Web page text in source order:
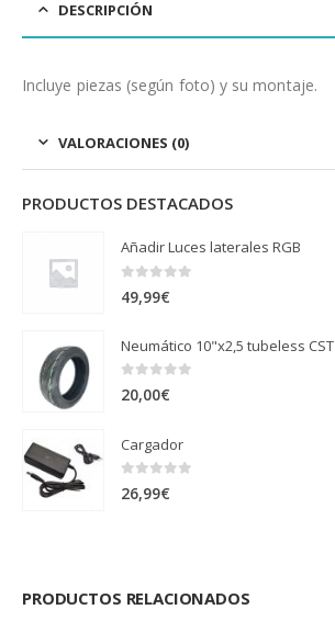
DESCRIPCIÓN
Incluye piezas (según foto) y su montaje.
VALORACIONES (0)
PRODUCTOS DESTACADOS
Añadir Luces laterales RGB
49,99€
Neumático 10"x2,5 tubeless CST
0 out of 5
20,00€
Cargador
0 out of 5
26,99€
PRODUCTOS RELACIONADOS